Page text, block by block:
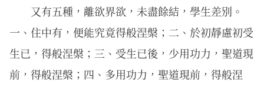
又有五種，離欲界欲，未盡餘結，學生差別。
一、住中有，便能究竟得般涅槃；二、於初靜慮初受
生已，得般涅槃；三、受生已後，少用功力，聖道現
前，得般涅槃；四、多用功力，聖道現前，得般涅